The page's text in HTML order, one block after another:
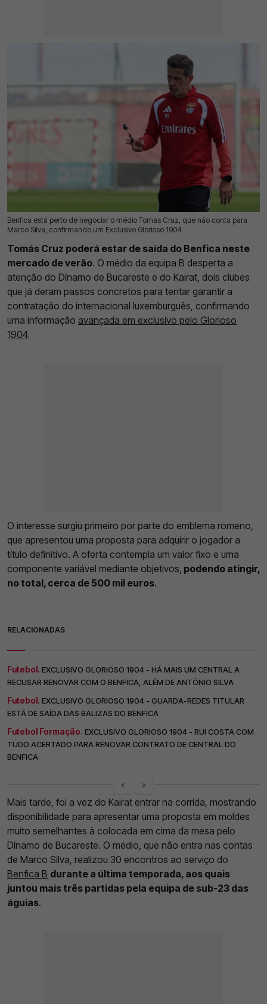
Benfica está perto de negociar o médio Tomás Cruz, que não conta para
Marco Silva, confirmando um Exclusivo Glorioso 1904
15 Jul 2026 | 12:38 | 0
Tomás Cruz poderá estar de saída do Benfica neste
mercado de verão. O médio da equipa B desperta a
atenção do Dínamo de Bucareste e do Kairat, dois clubes
que já deram passos concretos para tentar garantir a
contratação do internacional luxemburguês, confirmando
uma informação avançada em exclusivo pelo Glorioso
1904.
O interesse surgiu primeiro por parte do emblema romeno,
que apresentou uma proposta para adquirir o jogador a
título definitivo. A oferta contempla um valor fixo e uma
componente variável mediante objetivos, podendo atingir,
no total, cerca de 500 mil euros.
RELACIONADAS
Futebol. EXCLUSIVO GLORIOSO 1904 - HÁ MAIS UM CENTRAL A
RECUSAR RENOVAR COM O BENFICA, ALÉM DE ANTÓNIO SILVA
Futebol. EXCLUSIVO GLORIOSO 1904 - GUARDA-REDES TITULAR
ESTÁ DE SAÍDA DAS BALIZAS DO BENFICA
Futebol Formação. EXCLUSIVO GLORIOSO 1904 - RUI COSTA COM
TUDO ACERTADO PARA RENOVAR CONTRATO DE CENTRAL DO
BENFICA
< >
Mais tarde, foi a vez do Kairat entrar na corrida, mostrando
disponibilidade para apresentar uma proposta em moldes
muito semelhantes à colocada em cima da mesa pelo
Dínamo de Bucareste. O médio, que não entra nas contas
de Marco Silva, realizou 30 encontros ao serviço do
Benfica B durante a última temporada, aos quais
juntou mais três partidas pela equipa de sub-23 das
águias.